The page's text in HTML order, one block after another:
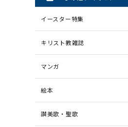
イースター特集
キリスト教雑誌
マンガ
絵本
讃美歌・聖歌